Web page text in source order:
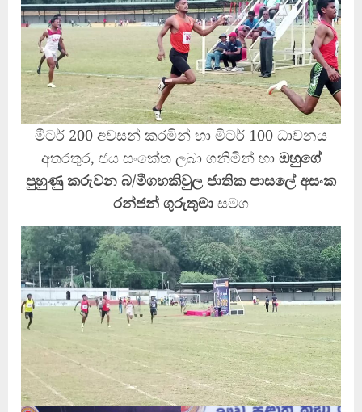
මීටර් 200 අවසන් කරමින් හා මීටර් 100 ධාවනය
අතරතුර, ජය සංකේත ලබා ගනිමින් හා ඔහුගේ
පුහුණු කරුවන බ/මීගහකිවුල ජාතික පාසලේ අසංක
රන්ජන් ගුරුතුමා සමග